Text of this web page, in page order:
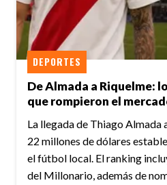
De Almada a Riquelme:
que rompieron el
DEPORTES
La llegada de Thiago Almada
22 millones de dólares
el fútbol local. El ranking
del Millonario, además de